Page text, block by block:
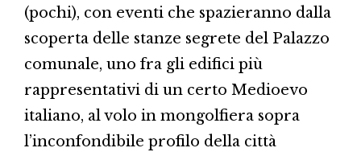
(pochi), con eventi che spazieranno dalla
scoperta delle stanze segrete del Palazzo
comunale, uno fra gli edifici più
rappresentativi di un certo Medioevo
italiano, al volo in mongolfiera sopra
l’inconfondibile profilo della città